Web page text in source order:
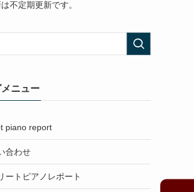
不定期更新です。
ニュー
piano report
合わせ
ートピアノレポート